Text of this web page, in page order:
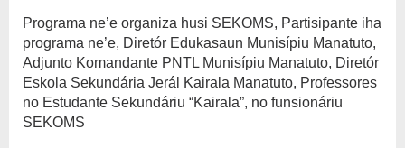
Programa ne’e organiza husi SEKOMS, Partisipante iha
programa ne’e, Diretór Edukasaun Munisípiu Manatuto,
Adjunto Komandante PNTL Munisípiu Manatuto, Diretór
Eskola Sekundária Jerál Kairala Manatuto, Professores
no Estudante Sekundáriu “Kairala”, no funsionáriu
SEKOMS